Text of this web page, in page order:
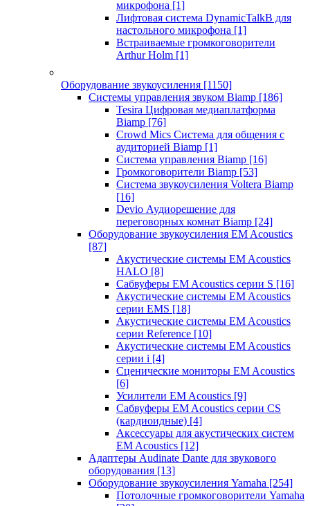
микрофона [1]
Лифтовая система DynamicTalkB для
настольного микрофона [1]
Встраиваемые громкоговорители
Arthur Holm [1]
Оборудование звукоусиления [1150]
Системы управления звуком Biamp [186]
Tesira Цифровая медиаплатформа
Biamp [76]
Crowd Mics Система для общения с
аудиторией Biamp [1]
Система управления Biamp [16]
Громкоговорители Biamp [53]
Система звукоусиления Voltera Biamp
[16]
Devio Аудиорешение для
переговорных комнат Biamp [24]
Оборудование звукоусиления EM Acoustics
[87]
Акустические системы EM Acoustics
HALO [8]
Сабвуферы EM Acoustics серии S [16]
Акустические системы EM Acoustics
серии EMS [18]
Акустические системы EM Acoustics
серии Reference [10]
Акустические системы EM Acoustics
серии i [4]
Сценические мониторы EM Acoustics
[6]
Усилители EM Acoustics [9]
Сабвуферы EM Acoustics серии CS
(кардиоидные) [4]
Аксессуары для акустических систем
EM Acoustics [12]
Адаптеры Audinate Dante для звукового
оборудования [13]
Оборудование звукоусиления Yamaha [254]
Потолочные громкоговорители Yamaha